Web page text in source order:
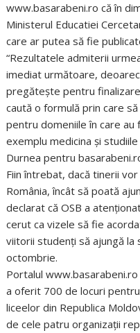
www.basarabeni.ro că în
Ministerul Educatiei
care ar putea să fie
“Rezultatele admiterii
imediat următoare,
pregăteşte pentru
caută o formulă prin care
pentru domeniile în care
exemplu medicina şi
Durnea pentru
Fiin întrebat, dacă tinerii
România, încât să poată
declarat că OSB a
cerut ca vizele să fie
viitorii studenţi să ajungă la
octombrie.
Portalul
a oferit 700 de locuri
liceelor din Republica
de cele patru organizaţii